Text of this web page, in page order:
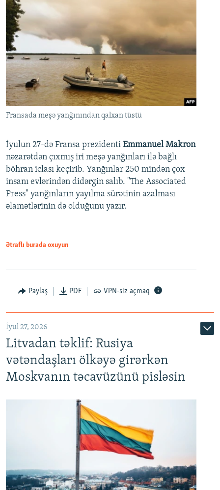
Fransada meşə yanğınından qalxan tüstü
İyulun 27-də Fransa prezidenti Emmanuel Makron
nəzarətdən çıxmış iri meşə yanğınları ilə bağlı
böhran iclası keçirib. Yanğınlar 250 mindən çox
insanı evlərindən didərgin salıb. "The Associated
Press" yanğınların yayılma sürətinin azalması
əlamətlərinin də olduğunu yazır.
Ətraflı burada oxuyun
Paylaş PDF VPN-siz açmaq
İyul 27, 2026
Litvadan təklif: Rusiya
vətəndaşları ölkəyə girərkən
Moskvanın təcavüzünü pisləsin